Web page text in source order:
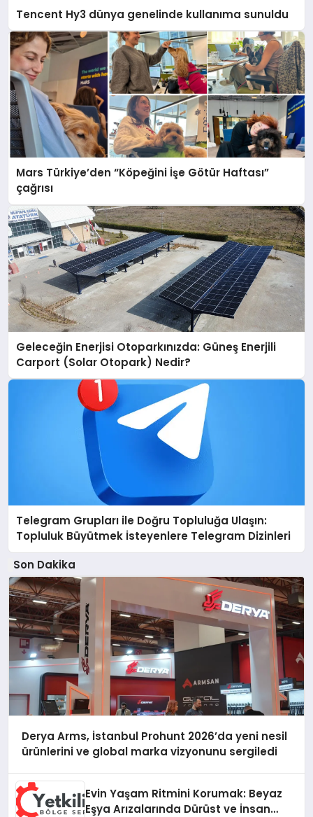
Tencent Hy3 dünya genelinde kullanıma sunuldu
Mars Türkiye’den “Köpeğini İşe Götür Haftası”
çağrısı
Geleceğin Enerjisi Otoparkınızda: Güneş Enerjili
Carport (Solar Otopark) Nedir?
Telegram Grupları ile Doğru Topluluğa Ulaşın:
Topluluk Büyütmek İsteyenlere Telegram Dizinleri
Son Dakika
Derya Arms, İstanbul Prohunt 2026’da yeni nesil
ürünlerini ve global marka vizyonunu sergiledi
Evin Yaşam Ritmini Korumak: Beyaz
Eşya Arızalarında Dürüst ve İnsan